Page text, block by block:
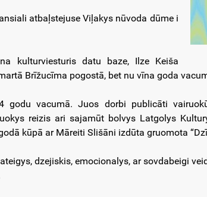
atbaļstejuse Viļakys nūvoda dūme i
kulturviesturis datu baze, Ilze Keiša
Brīžucīma pogostā, bet nu vīna goda
godu vacumā. Juos dorbi publicāti
reizis ari sajamūt bolvys Latgolys
kūpā ar Māreiti Slišāni izdūta gruomota
dzejiskis, emocionalys, ar sovdabeigi